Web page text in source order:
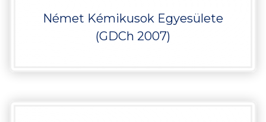
Német Kémikusok Egyesülete
(GDCh 2007)